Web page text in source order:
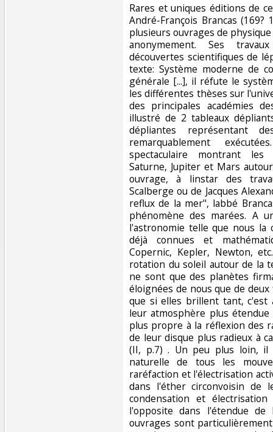
‎Rares et uniques éditions de
André-François Brancas (169?
plusieurs ouvrages de
anonymement. Ses
découvertes scientifiques de
texte: Système moderne de
générale [...], il réfute le
les différentes thèses sur
des principales académies
illustré de 2 tableaux
dépliantes représentant
remarquablement
spectaculaire montrant
Saturne, Jupiter et Mars
ouvrage, à linstar des
Scalberge ou de Jacques
reflux de la mer", labbé
phénomène des marées. A
l'astronomie telle que nous la
déjà connues et
Copernic, Kepler, Newton,
rotation du soleil autour de la
ne sont que des planètes
éloignées de nous que de
que si elles brillent tant, c'est
leur atmosphère plus
plus propre à la réflexion des
de leur disque plus radieux à
(II, p.7) . Un peu plus loin, il
naturelle de tous les
raréfaction et l'électrisation
dans l'éther circonvoisin de
condensation et
l'opposite dans l'étendue
ouvrages sont